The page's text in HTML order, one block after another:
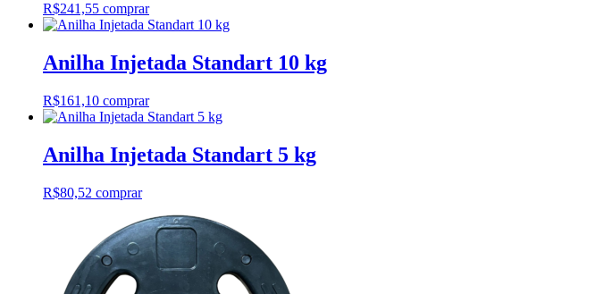
R$241,55 comprar
Anilha Injetada Standart 10 kg
R$161,10 comprar
Anilha Injetada Standart 5 kg
R$80,52 comprar